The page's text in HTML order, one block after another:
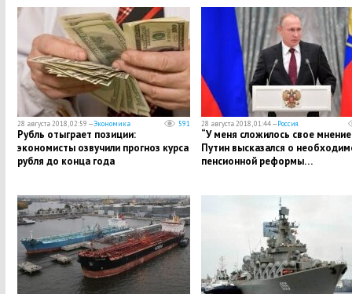
28 августа 2018, 02:59 —Экономика 591
Рубль отыграет позиции:
экономисты озвучили прогноз курса
рубля до конца года
28 августа 2018, 01:44 —Россия
“У меня сложилось свое
Путин высказался о
пенсионной реформы…